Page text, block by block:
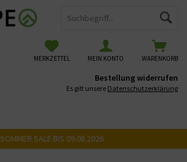
WARENKORB
MERKZETTEL MEIN KONTO
Bestellung widerrufen
Es gilt unsere Datenschutzerklärung
SOMMER SALE BIS 09.08.2026